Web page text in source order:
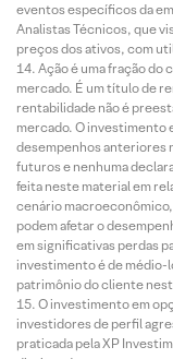
eventos específicos da
Analistas Técnicos, que
preços dos ativos, com
Ação é uma fração do
mercado. É um título de
rentabilidade não é
mercado. O investimento
desempenhos anteriores
futuros e nenhuma
feita neste material em
cenário
podem afetar o
em significativas perdas
investimento é de médio-
patrimônio do cliente
O investimento em
investidores de perfil
praticada pela XP